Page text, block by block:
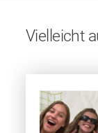
Vielleicht